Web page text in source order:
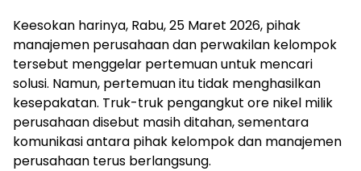
Keesokan harinya, Rabu, 25 Maret 2026, pihak
manajemen perusahaan dan perwakilan kelompok
tersebut menggelar pertemuan untuk mencari
solusi. Namun, pertemuan itu tidak menghasilkan
kesepakatan. Truk-truk pengangkut ore nikel milik
perusahaan disebut masih ditahan, sementara
komunikasi antara pihak kelompok dan manajemen
perusahaan terus berlangsung.